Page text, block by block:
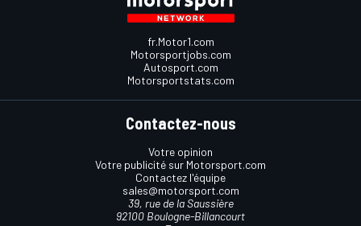
fr.Motor1.com
Motorsportjobs.com
Autosport.com
Motorsportstats.com
Contactez-nous
Votre opinion
Votre publicité sur Motorsport.com
Contactez l'équipe
sales@motorsport.com
39, rue de la Saussière
92100 Boulogne-Billancourt